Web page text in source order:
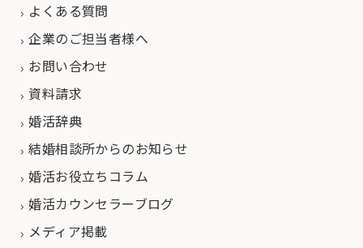
よくある質問
企業のご担当者様へ
お問い合わせ
資料請求
婚活辞典
結婚相談所からのお知らせ
婚活お役立ちコラム
婚活カウンセラーブログ
メディア掲載